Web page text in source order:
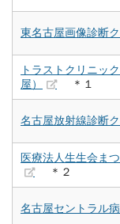
東名古屋画像診断
トラストクリニッ
屋）
＊１
名古屋放射線診断
医療法人生生会ま
＊２
名古屋セントラル